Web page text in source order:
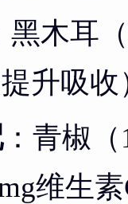
黑木耳
升吸收
：青椒（
维生